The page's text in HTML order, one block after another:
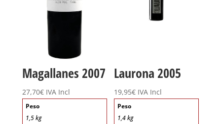
Magallanes 2007
27,70€ IVA Incl
Peso
1,5 kg
Laurona 2005
19,95€ IVA Incl
Peso
1,4 kg